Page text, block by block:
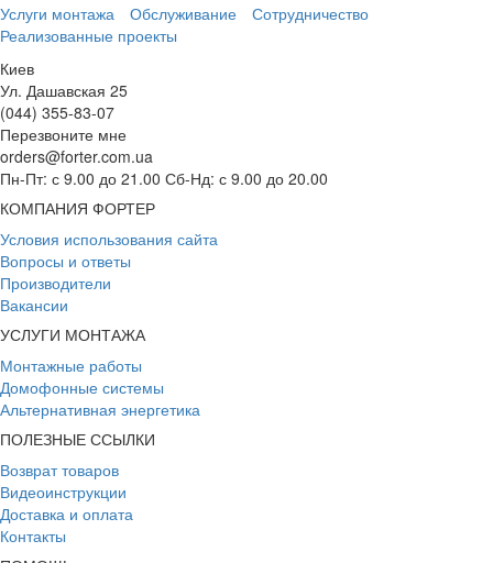
Услуги монтажа
Обслуживание
Сотрудничество
Реализованные проекты
Киев
Ул. Дашавская 25
(044) 355-83-07
Перезвоните мне
orders@forter.com.ua
Пн-Пт: с 9.00 до 21.00 Сб-Нд: с 9.00 до 20.00
КОМПАНИЯ ФОРТЕР
Условия использования сайта
Вопросы и ответы
Производители
Вакансии
УСЛУГИ МОНТАЖА
Монтажные работы
Домофонные системы
Альтернативная энергетика
ПОЛЕЗНЫЕ ССЫЛКИ
Возврат товаров
Видеоинструкции
Доставка и оплата
Контакты